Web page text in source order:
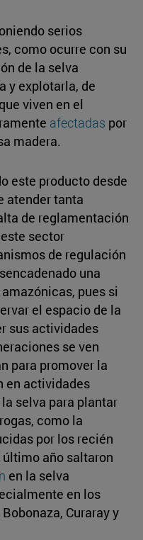
serios
como ocurre con su
de la selva
y explotarla, de
viven en el
afectadas por
madera.
este producto desde
atender tanta
de reglamentación
sector
de regulación
una
pues si
el espacio de la
sus actividades
se ven
para promover la
en actividades
selva para plantar
como la
por los recién
año saltaron
en la selva
en los
Curaray y